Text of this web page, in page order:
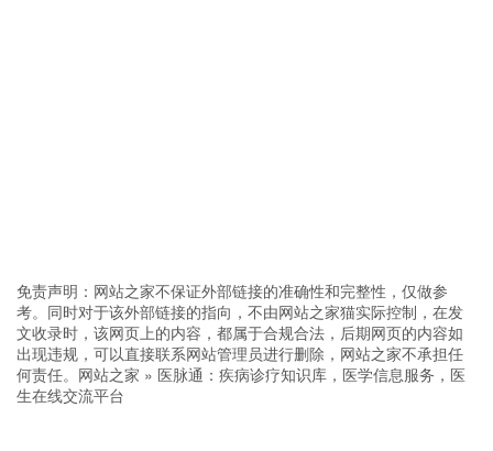
免责声明：网站之家不保证外部链接的准确性和完整性，仅做参
考。同时对于该外部链接的指向，不由网站之家猫实际控制，在发
文收录时，该网页上的内容，都属于合规合法，后期网页的内容如
出现违规，可以直接联系网站管理员进行删除，网站之家不承担任
何责任。 网站之家 » 医脉通：疾病诊疗知识库，医学信息服务，医
生在线交流平台